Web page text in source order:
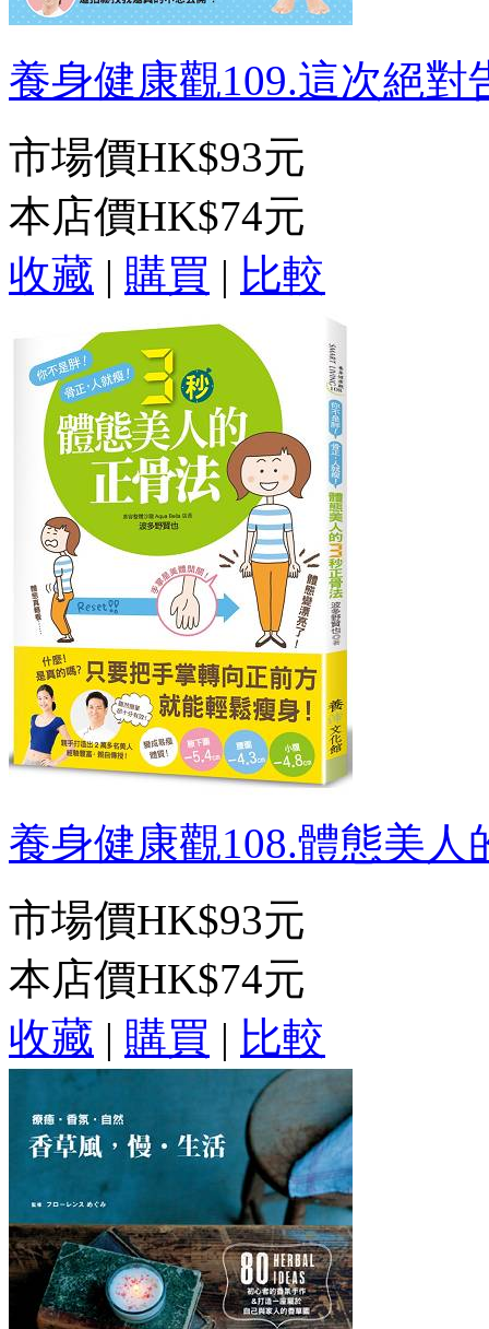
養身健康觀109.這次絕對
市場價HK$93元
本店價HK$74元
收藏 | 購買 | 比較
養身健康觀108.體態美人
市場價HK$93元
本店價HK$74元
收藏 | 購買 | 比較